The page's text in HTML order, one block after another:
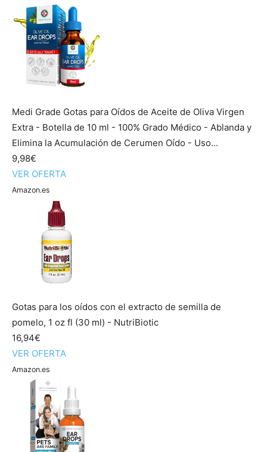
Medi Grade Gotas para Oídos de Aceite de Oliva Virgen
Extra - Botella de 10 ml - 100% Grado Médico - Ablanda y
Elimina la Acumulación de Cerumen Oído - Uso...
9,98€
VER OFERTA
Amazon.es
Gotas para los oídos con el extracto de semilla de
pomelo, 1 oz fl (30 ml) - NutriBiotic
16,94€
VER OFERTA
Amazon.es